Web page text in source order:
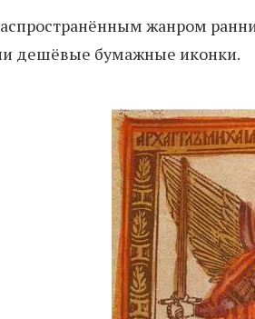
жанром
дешёвые бумажные иконки.